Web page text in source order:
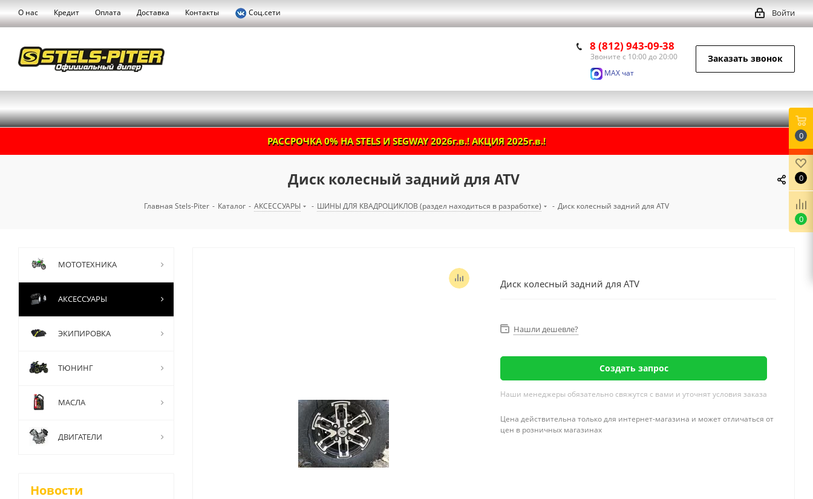
О нас Кредит Оплата Доставка Контакты Соц.сети Войти
8 (812) 943-09-38
Звоните с 10:00 до 20:00
MAX чат
Заказать звонок
РАССРОЧКА 0% НА STELS И SEGWAY 2026г.в.! АКЦИЯ 2025г.в.!
Диск колесный задний для ATV
Главная Stels-Piter - Каталог - АКСЕССУАРЫ - ШИНЫ ДЛЯ КВАДРОЦИКЛОВ (раздел находиться в разработке) - Диск колесный задний для ATV
Диск колесный задний для ATV
Нашли дешевле?
Создать запрос
Наши менеджеры обязательно свяжутся с вами и уточнят условия заказа
Цена действительна только для интернет-магазина и может отличаться от
цен в розничных магазинах
МОТОТЕХНИКА
АКСЕССУАРЫ
ЭКИПИРОВКА
ТЮНИНГ
МАСЛА
ДВИГАТЕЛИ
Новости
0
0
0